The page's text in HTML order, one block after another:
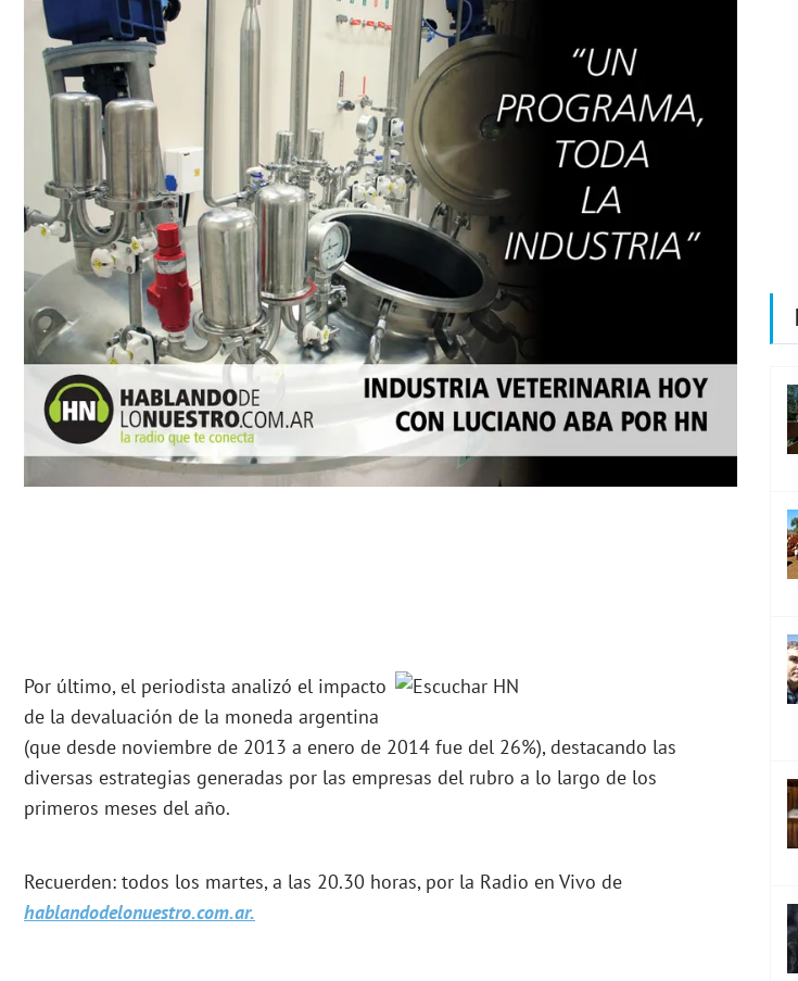
Por último, el periodista analizó el impacto
de la devaluación de la moneda argentina
(que desde noviembre de 2013 a enero de 2014 fue del 26%), destacando las
diversas estrategias generadas por las empresas del rubro a lo largo de los
primeros meses del año.
Recuerden: todos los martes, a las 20.30 horas, por la Radio en Vivo de
hablandodelonuestro.com.ar.